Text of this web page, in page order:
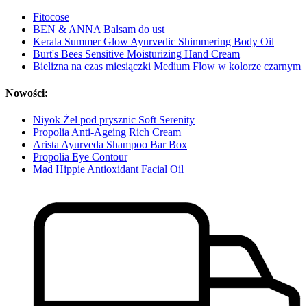
Fitocose
BEN & ANNA Balsam do ust
Kerala Summer Glow Ayurvedic Shimmering Body Oil
Burt's Bees Sensitive Moisturizing Hand Cream
Bielizna na czas miesiączki Medium Flow w kolorze czarnym
Nowości:
Niyok Żel pod prysznic Soft Serenity
Propolia Anti-Ageing Rich Cream
Arista Ayurveda Shampoo Bar Box
Propolia Eye Contour
Mad Hippie Antioxidant Facial Oil